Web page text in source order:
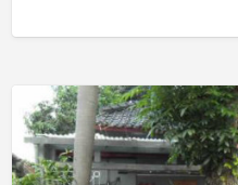
Homestay
Kalibata